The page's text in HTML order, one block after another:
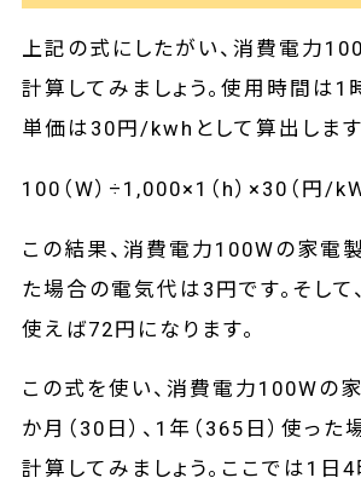
上記の式にしたがい、消費電力
計算してみましょう。使用時間は1
単価は30円/kwhとして算出します
100（W）÷1,000×1（h）×30（円/
この結果、消費電力100Wの家電
た場合の電気代は3円です。そして
使えば72円になります。
この式を使い、消費電力100Wの
か月（30日）、1年（365日）使っ
計算してみましょう。ここでは1日